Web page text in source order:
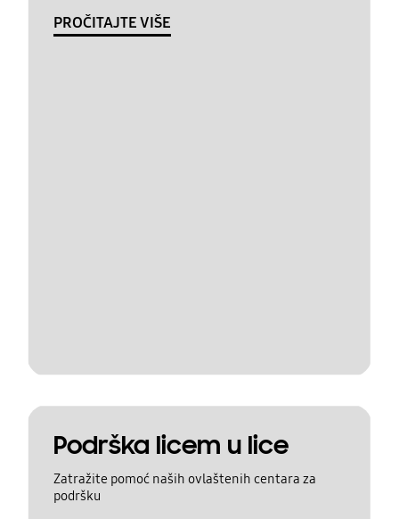
PROČITAJTE VIŠE
Podrška licem u lice
Zatražite pomoć naših ovlaštenih centara za
podršku